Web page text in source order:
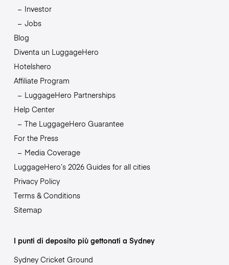
Investor
Jobs
Blog
Diventa un LuggageHero
Hotelshero
Affiliate Program
LuggageHero Partnerships
Help Center
The LuggageHero Guarantee
For the Press
Media Coverage
LuggageHero’s 2026 Guides for all cities
Privacy Policy
Terms & Conditions
Sitemap
I punti di deposito più gettonati a Sydney
Sydney Cricket Ground